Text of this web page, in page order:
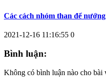
Các cách nhóm than để
2021-12-16 11:16:55 0
Bình luận:
Không có bình luận nào cho bài